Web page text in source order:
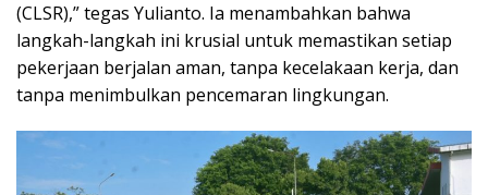
(CLSR),” tegas Yulianto. Ia menambahkan bahwa
langkah-langkah ini krusial untuk memastikan setiap
pekerjaan berjalan aman, tanpa kecelakaan kerja, dan
tanpa menimbulkan pencemaran lingkungan.